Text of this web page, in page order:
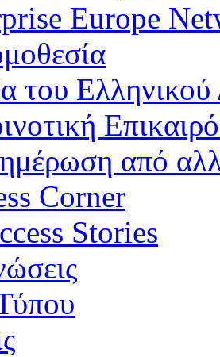
Europe
του Ελληνικού
από
Corner
Stories